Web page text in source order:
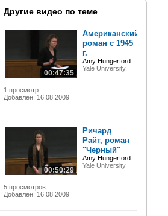
Другие видео по теме
00:47:35
1 просмотр
Добавлен: 16.08.2009
Американский
роман с 1945
г.
Amy Hungerford
Yale University
00:50:29
5 просмотров
Добавлен: 16.08.2009
Ричард
Райт, роман
"Черный"
Amy Hungerford
Yale University